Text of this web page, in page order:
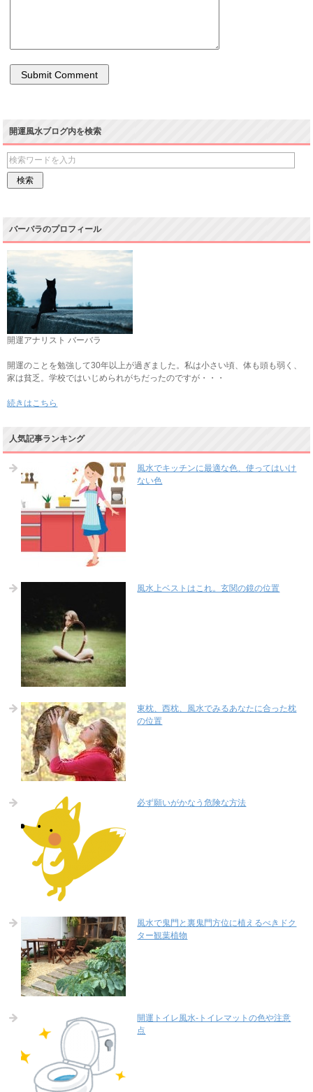
開運風水ブログ内を検索
バーバラのプロフィール
開運アナリスト バーバラ
開運のことを勉強して30年以上が過ぎました。私は小さい頃、体も頭も弱く、
家は貧乏。学校ではいじめられがちだったのですが・・・
続きはこちら
人気記事ランキング
風水でキッチンに最適な色、使ってはいけ
ない色
風水上ベストはこれ。玄関の鏡の位置
東枕、西枕、風水でみるあなたに合った枕
の位置
必ず願いがかなう危険な方法
風水で鬼門と裏鬼門方位に植えるべきドク
ター観葉植物
開運トイレ風水-トイレマットの色や注意
点